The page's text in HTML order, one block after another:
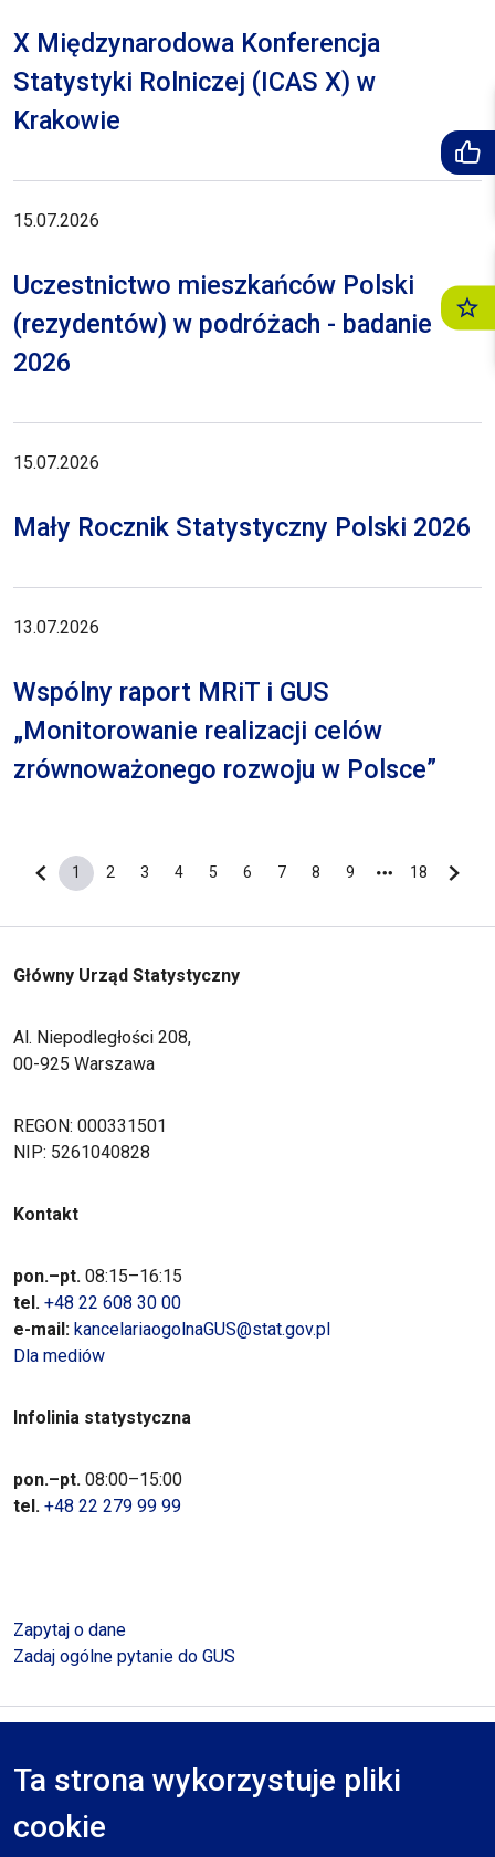
Ta strona wykorzystuje pliki
cookie
X Międzynarodowa Konferencja
Statystyki Rolniczej (ICAS X) w
Krakowie
15.07.2026
Uczestnictwo mieszkańców Polski
(rezydentów) w podróżach - badanie
2026
15.07.2026
Mały Rocznik Statystyczny Polski 2026
13.07.2026
Wspólny raport MRiT i GUS
„Monitorowanie realizacji celów
zrównoważonego rozwoju w Polsce”
Poprzednia strona
Bieżąca strona
1
Strona
2
Strona
3
Strona
4
Strona
5
Strona
6
Strona
7
Strona
8
Strona
9
Ostatnia
18
Główny Urząd Statystyczny
Al. Niepodległości 208,
00-925 Warszawa
REGON: 000331501
NIP: 5261040828
Kontakt
pon.–pt. 08:15–16:15
tel. +48 22 608 30 00
e-mail: kancelariaogolnaGUS@stat.gov.pl
Dla mediów
Infolinia statystyczna
pon.–pt. 08:00–15:00
tel. +48 22 279 99 99
Zapytaj o dane
Zadaj ogólne pytanie do GUS
RODO